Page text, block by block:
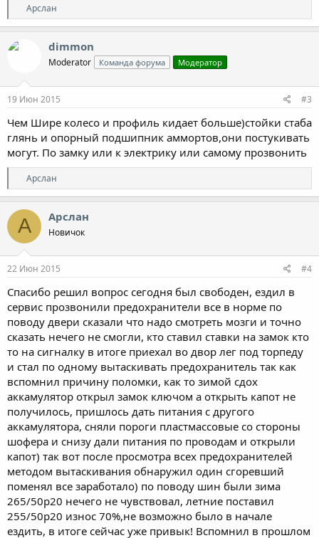
Р
е
а
:
Арслан
dimmon
Moderator Команда форума Модератор
19 Июн 2015 #3
Чем Шире колесо и профиль кидает больше)стойки стаба
глянь и опорный подшипник аммортов,они постукивать
могут. По замку или к электрику или самому прозвонить
Р
е
а
к
ц
и
и
:
Арслан
А Арслан
Новичок
22 Июн 2015 #4
Спасибо решил вопрос сегодня был свободен, ездил в
сервис прозвонили предохранители все в норме по
поводу двери сказали что надо смотреть мозги и точно
сказать нечего не смогли, кто ставил ставки на замок кто
то на сигналку в итоге приехал во двор лег под торпеду
и стал по одному вытаскивать предохранитель так как
вспомнил причину поломки, как то зимой сдох
аккамулятор открыл замок ключом а открыть капот не
получилось, пришлось дать питания с другого
аккамулятора, сняли пороги пластмассовые со стороны
шофера и снизу дали питания по проводам и открыли
капот) так вот после просмотра всех предохранителей
методом вытаскивания обнаружил один сгоревший
поменял все заработало) по поводу шин были зима
265/50р20 нечего не чувствовал, летние поставил
255/50р20 износ 70%,не возможно было в начале
ездить, в итоге сейчас уже привык! Вспомнил в прошлом